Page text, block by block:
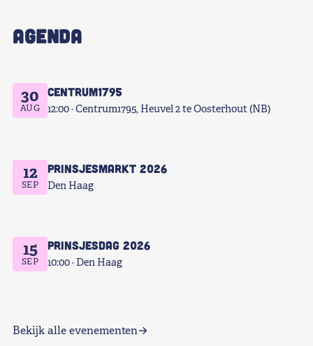
AGENDA
30
AUG
Centrum1795
12:00 Centrum1795, Heuvel 2 te Oosterhout (NB)
12
SEP
Prinsjesmarkt 2026
Den Haag
15
SEP
Prinsjesdag 2026
10:00 Den Haag
Bekijk alle evenementen